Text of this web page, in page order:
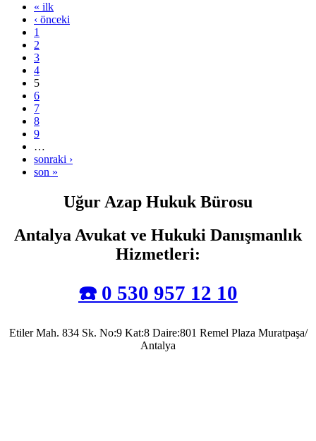
« ilk
‹ önceki
1
2
3
4
5
6
7
8
9
…
sonraki ›
son »
Uğur Azap Hukuk Bürosu
Antalya Avukat ve Hukuki Danışmanlık
Hizmetleri:
☎️ 0 530 957 12 10
Etiler Mah. 834 Sk. No:9 Kat:8 Daire:801 Remel Plaza Muratpaşa/
Antalya